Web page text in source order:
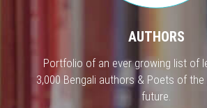
AUTHORS
Portfolio of an ever growing list of
3,000 Bengali authors & Poets of
future.